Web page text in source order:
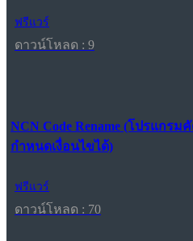
ฟรีแวร์
ดาวน์โหลด : 9
NCN Code Rename (โปรแกร
กำหนดเงื่อนไขได้)
ฟรีแวร์
ดาวน์โหลด : 70